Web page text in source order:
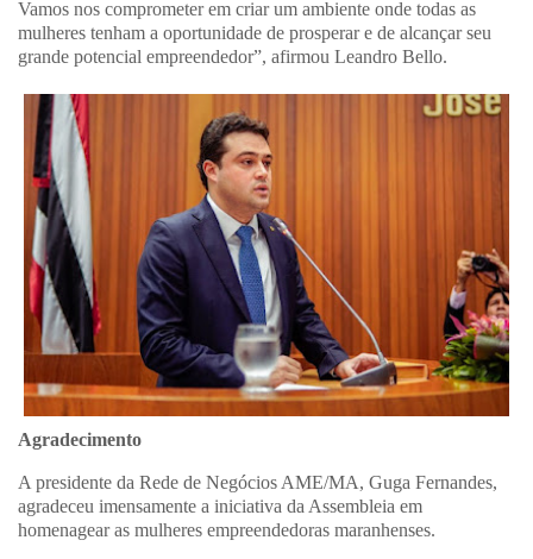
Vamos nos comprometer em criar um ambiente onde todas as
mulheres tenham a oportunidade de prosperar e de alcançar seu
grande potencial empreendedor”, afirmou Leandro Bello.
Agradecimento
A presidente da Rede de Negócios AME/MA, Guga Fernandes,
agradeceu imensamente a iniciativa da Assembleia em
homenagear as mulheres empreendedoras maranhenses.